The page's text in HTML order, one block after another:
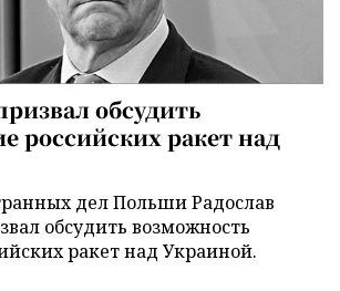
обсудить
российских ракет над
дел Польши Радослав
обсудить возможность
ракет над Украиной.